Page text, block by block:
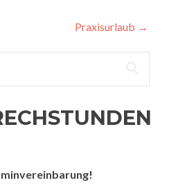
Praxisurlaub →